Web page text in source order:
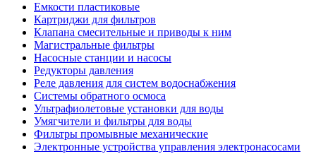
Емкости пластиковые
Картриджи для фильтров
Клапана смесительные и приводы к ним
Магистральные фильтры
Насосные станции и насосы
Редукторы давления
Реле давления для систем водоснабжения
Системы обратного осмоса
Ультрафиолетовые установки для воды
Умягчители и фильтры для воды
Фильтры промывные механические
Электронные устройства управления электронасосами